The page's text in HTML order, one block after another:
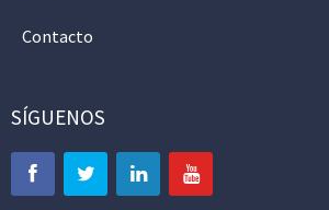
Contacto
SÍGUENOS